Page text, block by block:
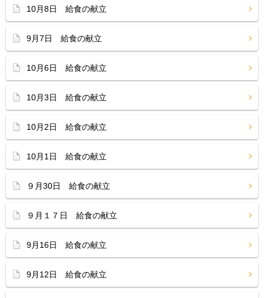
10月8日 給食の献立
9月7日 給食の献立
10月6日 給食の献立
10月3日 給食の献立
10月2日 給食の献立
10月1日 給食の献立
９月30日 給食の献立
９月１７日 給食の献立
9月16日 給食の献立
9月12日 給食の献立